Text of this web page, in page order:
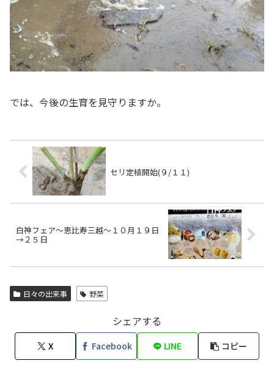
では、今後の生育を見守りますか。
セリ定植開始(９/１１)
白神フェア〜恵比寿三越〜１０月１９日
→２５日
日々の出来事 野菜
シェアする
X Facebook LINE コピー